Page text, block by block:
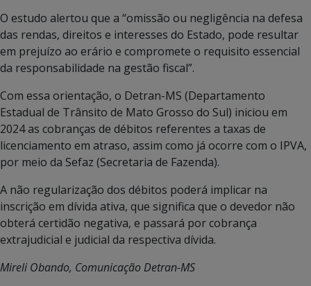
O estudo alertou que a “omissão ou negligência na defesa
das rendas, direitos e interesses do Estado, pode resultar
em prejuízo ao erário e compromete o requisito essencial
da responsabilidade na gestão fiscal”.
Com essa orientação, o Detran-MS (Departamento
Estadual de Trânsito de Mato Grosso do Sul) iniciou em
2024 as cobranças de débitos referentes a taxas de
licenciamento em atraso, assim como já ocorre com o IPVA,
por meio da Sefaz (Secretaria de Fazenda).
A não regularização dos débitos poderá implicar na
inscrição em dívida ativa, que significa que o devedor não
obterá certidão negativa, e passará por cobrança
extrajudicial e judicial da respectiva dívida.
Mireli Obando, Comunicação Detran-MS